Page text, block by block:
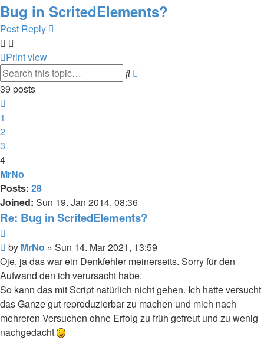
Bug in ScritedElements?
Post Reply
Print view
Search
39 posts
1
2
3
4
MrNo
Posts: 28
Joined: Sun 19. Jan 2014, 08:36
Re: Bug in ScritedElements?
Post
by MrNo » Sun 14. Mar 2021, 13:59
Oje, ja das war ein Denkfehler meinerseits. Sorry für den
Aufwand den ich verursacht habe.
So kann das mit Script natürlich nicht gehen. Ich hatte versucht
das Ganze gut reproduzierbar zu machen und mich nach
mehreren Versuchen ohne Erfolg zu früh gefreut und zu wenig
nachgedacht